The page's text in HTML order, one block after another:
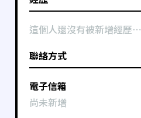
這個人還沒有被新增經歷⋯
聯絡方式
電子信箱
尚未新增